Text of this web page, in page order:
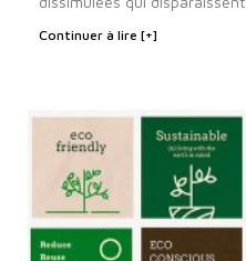
Continuer à lire [+]